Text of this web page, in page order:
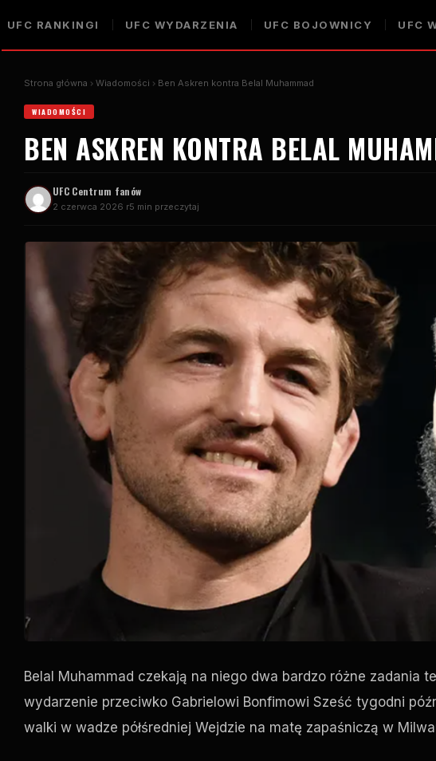
UFC RANKINGI UFC WYDARZENIA UFC BOJOWNICY UFC
Strona główna Wiadomości Ben Askren kontra Belal Muhammad
WIADOMOŚCI
BEN ASKREN KONTRA BELAL
UFCCentrum fanów
2 czerwca 2026 r5 min przeczytaj
Belal Muhammad czekają na niego dwa bardzo różne zadania
wydarzenie przeciwko Gabrielowi Bonfimowi Sześć tygodni
walki w wadze półśredniej Wejdzie na matę zapaśniczą w